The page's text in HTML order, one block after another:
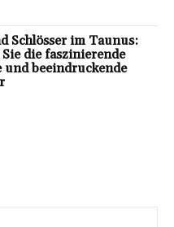
Schlösser im Taunus:
die faszinierende
und beeindruckende